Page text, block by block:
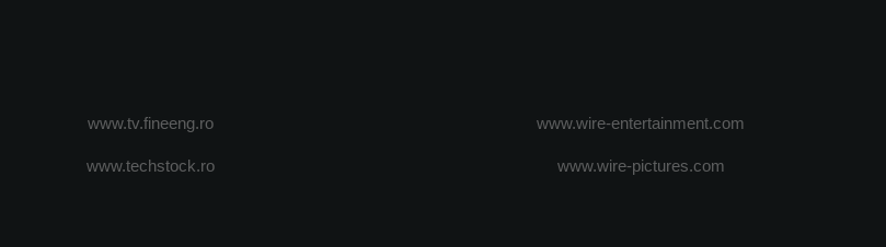
www.tv.fineeng.ro
www.techstock.ro
www.wire-entertainment.com
www.wire-pictures.com